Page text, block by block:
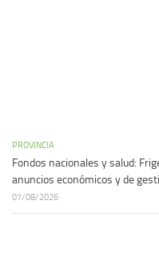
PROVINCIA
Fondos nacionales y salud:
anuncios económicos y de
07/08/2026